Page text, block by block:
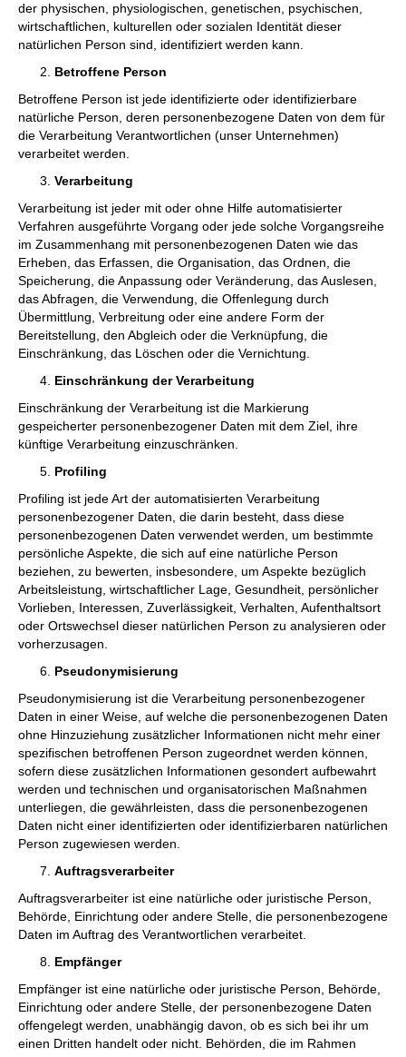
der physischen, physiologischen, genetischen, psychischen,
wirtschaftlichen, kulturellen oder sozialen Identität dieser
natürlichen Person sind, identifiziert werden kann.
Betroffene Person
Betroffene Person ist jede identifizierte oder identifizierbare
natürliche Person, deren personenbezogene Daten von dem für
die Verarbeitung Verantwortlichen (unser Unternehmen)
verarbeitet werden.
Verarbeitung
Verarbeitung ist jeder mit oder ohne Hilfe automatisierter
Verfahren ausgeführte Vorgang oder jede solche Vorgangsreihe
im Zusammenhang mit personenbezogenen Daten wie das
Erheben, das Erfassen, die Organisation, das Ordnen, die
Speicherung, die Anpassung oder Veränderung, das Auslesen,
das Abfragen, die Verwendung, die Offenlegung durch
Übermittlung, Verbreitung oder eine andere Form der
Bereitstellung, den Abgleich oder die Verknüpfung, die
Einschränkung, das Löschen oder die Vernichtung.
Einschränkung der Verarbeitung
Einschränkung der Verarbeitung ist die Markierung
gespeicherter personenbezogener Daten mit dem Ziel, ihre
künftige Verarbeitung einzuschränken.
Profiling
Profiling ist jede Art der automatisierten Verarbeitung
personenbezogener Daten, die darin besteht, dass diese
personenbezogenen Daten verwendet werden, um bestimmte
persönliche Aspekte, die sich auf eine natürliche Person
beziehen, zu bewerten, insbesondere, um Aspekte bezüglich
Arbeitsleistung, wirtschaftlicher Lage, Gesundheit, persönlicher
Vorlieben, Interessen, Zuverlässigkeit, Verhalten, Aufenthaltsort
oder Ortswechsel dieser natürlichen Person zu analysieren oder
vorherzusagen.
Pseudonymisierung
Pseudonymisierung ist die Verarbeitung personenbezogener
Daten in einer Weise, auf welche die personenbezogenen Daten
ohne Hinzuziehung zusätzlicher Informationen nicht mehr einer
spezifischen betroffenen Person zugeordnet werden können,
sofern diese zusätzlichen Informationen gesondert aufbewahrt
werden und technischen und organisatorischen Maßnahmen
unterliegen, die gewährleisten, dass die personenbezogenen
Daten nicht einer identifizierten oder identifizierbaren natürlichen
Person zugewiesen werden.
Auftragsverarbeiter
Auftragsverarbeiter ist eine natürliche oder juristische Person,
Behörde, Einrichtung oder andere Stelle, die personenbezogene
Daten im Auftrag des Verantwortlichen verarbeitet.
Empfänger
Empfänger ist eine natürliche oder juristische Person, Behörde,
Einrichtung oder andere Stelle, der personenbezogene Daten
offengelegt werden, unabhängig davon, ob es sich bei ihr um
einen Dritten handelt oder nicht. Behörden, die im Rahmen